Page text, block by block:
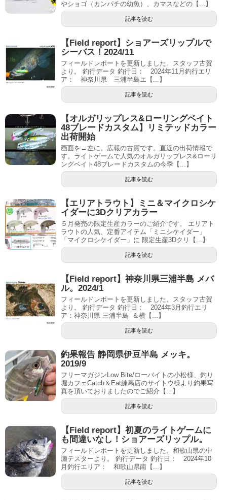
やショゴ（カンパチの幼魚）、カマスなどの【...】
記事を読む
【Field report】ショアーズリップルで
シーバス！2024/11
フィールドレポートを更新しました。スタッフ古賀
より。 釣行データ 釣行日： 2024年11月釣行エリ
ア： 神奈川県 三浦半島エ【...】
記事を読む
【オルガリップレス&ローリングベイト
48ブレードカスタム】リミテッドカラー
出荷開始
画面を←左に。広報の古賀です。直近の出荷情報で
す。ライトゲームで人気のオルガリップレス&ローリ
ングベイト48ブレードカスタムの今季【...】
記事を読む
【エリアトラウト】ミニ＆マイクロシケ
イダーに3Dクリアカラー
５月発売の限定生産カラーのご紹介です。 エリアト
ラウトの人気、定番アイテム「ミニシケイダー」
「マイクロシケイダー」に 限定生産3Dクリ【...】
記事を読む
【Field report】神奈川県三浦半島 メバ
ル。2024/1
フィールドレポートを更新しました。スタッフ古賀
より。 釣行データ 釣行日： 2024年3月釣行エリ
ア：神奈川県 三浦半島 ＆横【...】
記事を読む
釣果報告 静岡県伊豆半島 メッキ。
2019/9
フリーマガジンLow Bite/ローバイトの小松様、釣り
堀カフェCatch＆Eat練馬店のサイトウ様より釣果写
真を頂いておりましたのでご紹介【...】
記事を読む
【Field report】初夏のライトゲームに
も間違いなし！ショアーズリップル。
フィールドレポートを更新しました。和歌山県の中
瀬テスターより。 釣行データ 釣行日： 2024年10
月釣行エリア： 和歌山県南【...】
記事を読む